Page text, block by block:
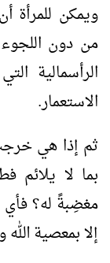
ويمكن للمرأة
من دون
الرأسمالية
الاستعمار.
ثم إذا هي
بما لا يلائم
مغضِبةً له؟ فأي
إلا بمعصية